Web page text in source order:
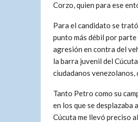
Corzo, quien para ese
Para el candidato se
punto más débil por parte
agresión en contra del
la barra juvenil del
ciudadanos venezolanos,
Tanto Petro como su
en los que se desplazaba
Cúcuta me llevó preciso